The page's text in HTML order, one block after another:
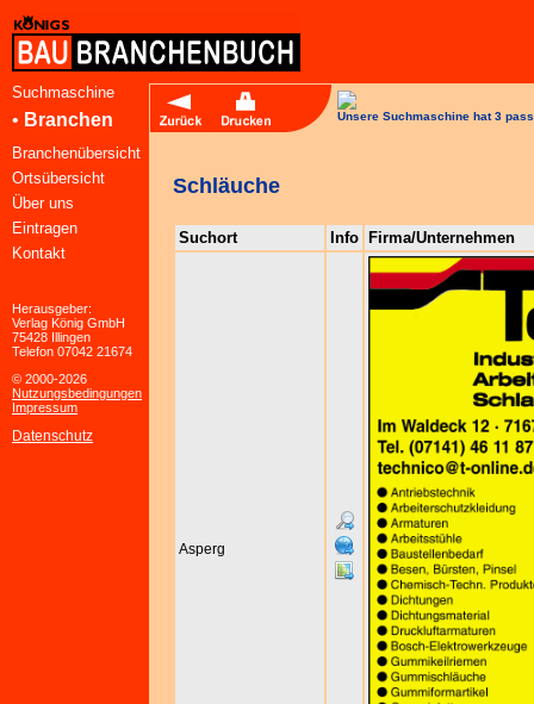
Suchmaschine
• Branchen
Branchenübersicht
Ortsübersicht
Über uns
Eintragen
Kontakt
Herausgeber:
Verlag König GmbH
75428 Illingen
Telefon 07042 21674
© 2000-2026
Nutzungsbedingungen
Impressum
Datenschutz
Unsere Suchmaschine hat 3
Schläuche
Suchort Info Firma/Unternehmen
Asperg